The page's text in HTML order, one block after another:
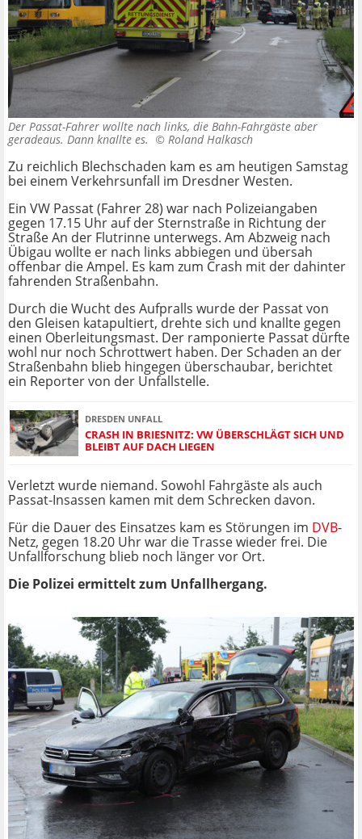
Der Passat-Fahrer wollte nach links, die Bahn-Fahrgäste aber
geradeaus. Dann knallte es. © Roland Halkasch
Zu reichlich Blechschaden kam es am heutigen Samstag
bei einem Verkehrsunfall im Dresdner Westen.
Ein VW Passat (Fahrer 28) war nach Polizeiangaben
gegen 17.15 Uhr auf der Sternstraße in Richtung der
Straße An der Flutrinne unterwegs. Am Abzweig nach
Übigau wollte er nach links abbiegen und übersah
offenbar die Ampel. Es kam zum Crash mit der dahinter
fahrenden Straßenbahn.
Durch die Wucht des Aufpralls wurde der Passat von
den Gleisen katapultiert, drehte sich und knallte gegen
einen Oberleitungsmast. Der ramponierte Passat dürfte
wohl nur noch Schrottwert haben. Der Schaden an der
Straßenbahn blieb hingegen überschaubar, berichtet
ein Reporter von der Unfallstelle.
DRESDEN UNFALL
CRASH IN BRIESNITZ: VW ÜBERSCHLÄGT SICH UND
BLEIBT AUF DACH LIEGEN
Verletzt wurde niemand. Sowohl Fahrgäste als auch
Passat-Insassen kamen mit dem Schrecken davon.
Für die Dauer des Einsatzes kam es Störungen im DVB-
Netz, gegen 18.20 Uhr war die Trasse wieder frei. Die
Unfallforschung blieb noch länger vor Ort.
Die Polizei ermittelt zum Unfallhergang.